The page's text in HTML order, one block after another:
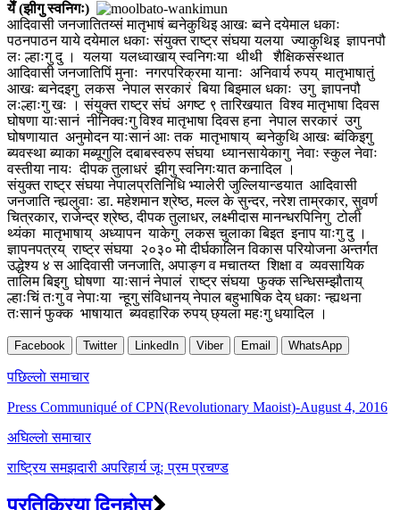
येँ (झीगु स्वनिगः)
आदिवासी जनजातितय्सं मातृभाषं ब्वनेकुथिइ आखः ब्वने दयेमाल धकाः
पठनपाठन याये दयेमाल धकाः संयुक्त राष्ट्र संघया यलया ज्याकुथिइ ज्ञापनपौ
लः ल्हाःगु दु । यलया यलध्वाखाय् स्वनिगःया थीथी शैक्षिकसंस्थात
आदिवासी जनजातिपिं मुनाः नगरपरिक्रमा यानाः अनिवार्य रुपय् मातृभाषातुं
आखः ब्वनेदइगु लकस नेपाल सरकारं बिया बिइमाल धकाः उगु ज्ञापनपौ
लःल्हाःगु खः । संयुक्त राष्ट्र संघं अगष्ट ९ तारिखयात विश्व मातृभाषा दिवस
घोषणा याःसानं नीनिक्वःगु विश्व मातृभाषा दिवस हना नेपाल सरकारं उगु
घोषणायात अनुमोदन याःसानं आः तक मातृभाषाय् ब्वनेकुथि आखः ब्वंकिइगु
ब्यवस्था ब्याका मब्यूगुलि दबाबस्वरुप संघया ध्यानसायेकागु नेवाः स्कुल नेवाः
वस्तीया नायः दीपक तुलाधरं झीगु स्वनिगःयात कनादिल ।
संयुक्त राष्ट्र संघया नेपालप्रतिनिधि भ्यालेरी जुल्लियान्डयात आदिवासी
जनजाति न्ह्यलुवाः डा. महेशमान श्रेष्ठ, मल्ल के सुन्दर, नरेश ताम्रकार, सुवर्ण
चित्रकार, राजेन्द्र श्रेष्ठ, दीपक तुलाधर, लक्ष्मीदास मानन्धरपिनिगु टोली
थ्यंका मातृभाषाय् अध्यापन याकेगु लकस चुलाका बिइत इनाप याःगु दु ।
ज्ञापनपत्रय् राष्ट्र संघया २०३० मो दीर्घकालिन विकास परियोजना अन्तर्गत
उद्धेश्य ४ स आदिवासी जनजाति, अपाङ्ग व मचातय्त शिक्षा व व्यवसायिक
तालिम बिइगु घोषणा याःसानं नेपालं राष्ट्र संघया फुक्क सन्धिसम्झौताय्
ल्हाःचिं तःगु व नेपाःया न्हूगु संविधानय् नेपाल बहुभाषिक देय् धकाः न्ह्यथना
तःसानं फुक्क भाषायात ब्यवहारिक रुपय् छ्यला महःगु धयादिल ।
Facebook Twitter LinkedIn Viber Email WhatsApp
Post
navigation
पछिल्लाे समाचार
Press Communiqué of CPN(Revolutionary Maoist)-August 4, 2016
अघिल्लाे समाचार
राष्ट्रिय समझदारी अपरिहार्य जूः प्रम प्रचण्ड